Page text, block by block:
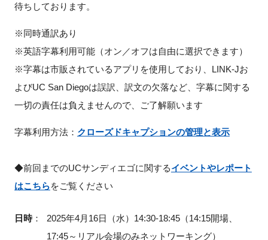
待ちしております。
※同時通訳あり
※英語字幕利用可能（オン／オフは自由に選択できます）
※字幕は市販されているアプリを使用しており、LINK-Jお
よびUC San Diegoは誤訳、訳文の欠落など、字幕に関する
一切の責任は負えませんので、ご了解願います
字幕利用方法： クローズドキャプションの管理と表示
◆前回までのUCサンディエゴに関するイベントやレポート
はこちらをご覧ください
日時：
2025年4月16日（水）14:30-18:45（14:15開場、
17:45～リアル会場のみネットワーキング）